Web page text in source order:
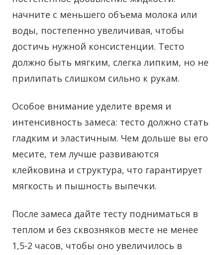
начните с меньшего объема молока или
воды, постепенно увеличивая, чтобы
достичь нужной консистенции. Тесто
должно быть мягким, слегка липким, но не
прилипать слишком сильно к рукам.
Особое внимание уделите время и
интенсивность замеса: тесто должно стать
гладким и эластичным. Чем дольше вы его
месите, тем лучше развиваются
клейковина и структура, что гарантирует
мягкость и пышность выпечки.
После замеса дайте тесту подниматься в
теплом и без сквозняков месте не менее
1,5-2 часов, чтобы оно увеличилось в